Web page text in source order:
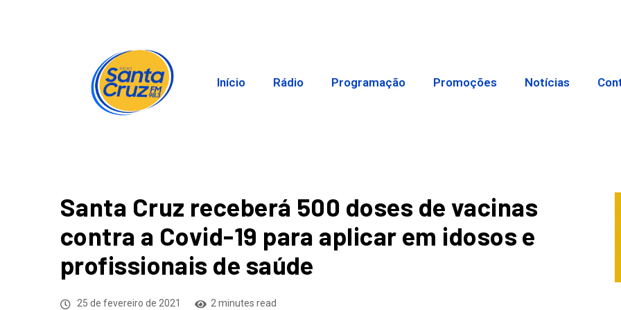
Início Rádio Programação Promoções Notícias
Santa Cruz receberá 500 doses de vacinas
contra a Covid-19 para aplicar em idosos e
profissionais de saúde
25 de fevereiro de 2021 2 minutes read